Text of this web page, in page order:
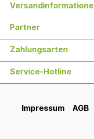
Partner
Zahlungsarten
Service-Hotline
Impressum AGB